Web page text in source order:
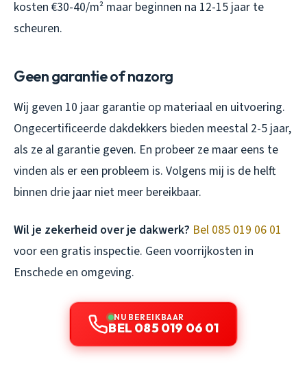
kosten €30-40/m² maar beginnen na 12-15 jaar te
scheuren.
Geen garantie of nazorg
Wij geven 10 jaar garantie op materiaal en uitvoering.
Ongecertificeerde dakdekkers bieden meestal 2-5 jaar,
als ze al garantie geven. En probeer ze maar eens te
vinden als er een probleem is. Volgens mij is de helft
binnen drie jaar niet meer bereikbaar.
Wil je zekerheid over je dakwerk? Bel 085 019 06 01
voor een gratis inspectie. Geen voorrijkosten in
Enschede en omgeving.
NU BEREIKBAAR
BEL 085 019 06 01